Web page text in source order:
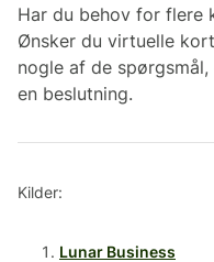
Har du behov for flere
Ønsker du virtuelle
nogle af de
en beslutning.
Kilder:
Lunar Business